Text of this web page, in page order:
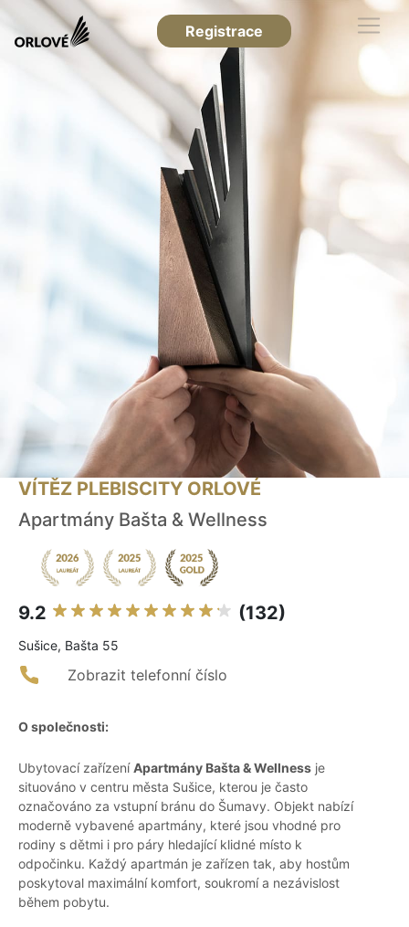
Registrace
VÍTĚZ PLEBISCITY ORLOVÉ
Apartmány Bašta & Wellness
9.2 (132)
Sušice, Bašta 55
Zobrazit telefonní číslo
O společnosti:
Ubytovací zařízeníApartmány Bašta & Wellness je
situováno v centru města Sušice, kterou je často
označováno za vstupní bránu do Šumavy. Objekt nabízí
moderně vybavené apartmány, které jsou vhodné pro
rodiny s dětmi i pro páry hledající klidné místo k
odpočinku. Každý apartmán je zařízen tak, aby hostům
poskytoval maximální komfort, soukromí a nezávislost
během pobytu.